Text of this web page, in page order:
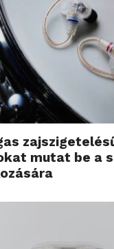
mutat be a